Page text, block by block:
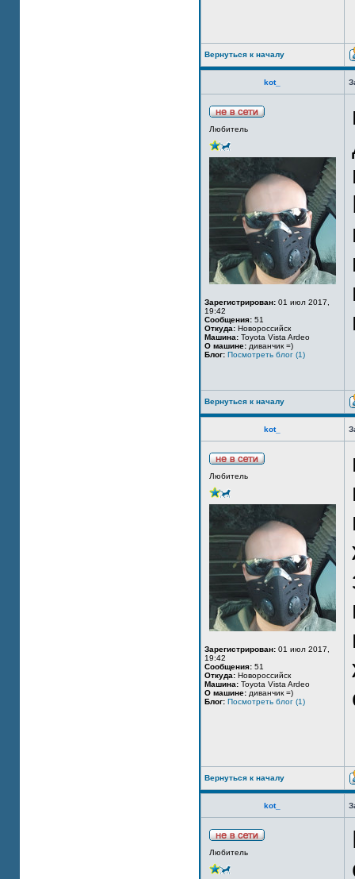
Вернуться к началу
kot_
Любитель
Зарегистрирован: 01 июл 2017,
19:42
Сообщения: 51
Откуда: Новороссийск
Машина: Toyota Vista Ardeo
О машине: диванчик =)
Блог: Посмотреть блог (1)
Вернуться к началу
kot_
Любитель
Зарегистрирован: 01 июл 2017,
19:42
Сообщения: 51
Откуда: Новороссийск
Машина: Toyota Vista Ardeo
О машине: диванчик =)
Блог: Посмотреть блог (1)
Вернуться к началу
kot_
Любитель